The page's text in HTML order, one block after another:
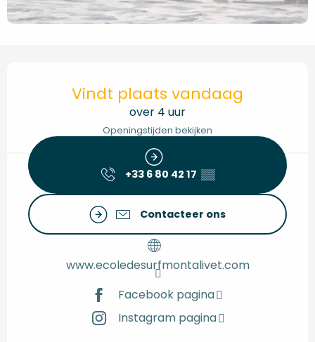
Vindt plaats vandaag
over 4 uur
Openingstijden bekijken
+33 6 80 42 17 ▒▒
Contacteer ons
www.ecoledesurfmontalivet.com
Facebook pagina
Instagram pagina